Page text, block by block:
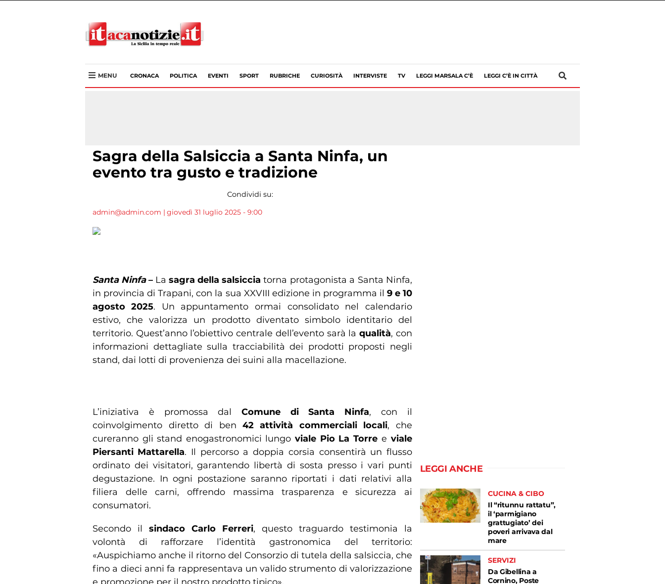
MENU CRONACA POLITICA EVENTI SPORT RUBRICHE CURIOSITÀ INTERVISTE TV LEGGI MARSALA C’È LEGGI C’È IN CITTÀ
Sagra della Salsiccia a Santa Ninfa, un
evento tra gusto e tradizione
Condividi su:
admin@admin.com | giovedì 31 luglio 2025 - 9:00
Santa Ninfa– La sagra della salsiccia torna protagonista a Santa Ninfa,
in provincia di Trapani, con la sua XXVIII edizione in programma il 9 e 10
agosto 2025. Un appuntamento ormai consolidato nel calendario
estivo, che valorizza un prodotto diventato simbolo identitario del
territorio. Quest’anno l’obiettivo centrale dell’evento sarà la qualità, con
informazioni dettagliate sulla tracciabilità dei prodotti proposti negli
stand, dai lotti di provenienza dei suini alla macellazione.
L’iniziativa è promossa dal Comune di Santa Ninfa, con il
coinvolgimento diretto di ben 42 attività commerciali locali, che
cureranno gli stand enogastronomici lungo viale Pio La Torre e viale
Piersanti Mattarella. Il percorso a doppia corsia consentirà un flusso
ordinato dei visitatori, garantendo libertà di sosta presso i vari punti
degustazione. In ogni postazione saranno riportati i dati relativi alla
filiera delle carni, offrendo massima trasparenza e sicurezza ai
consumatori.
Secondo il sindaco Carlo Ferreri, questo traguardo testimonia la
volontà di rafforzare l’identità gastronomica del territorio:
«Auspichiamo anche il ritorno del Consorzio di tutela della salsiccia, che
fino a dieci anni fa rappresentava un valido strumento di valorizzazione
LEGGI ANCHE
CUCINA & CIBO
Il “ritunnu rattatu”,
il ‘parmigiano
grattugiato’ dei
poveri arrivava dal
mare
SERVIZI
Da Gibellina a
Cornino, Poste